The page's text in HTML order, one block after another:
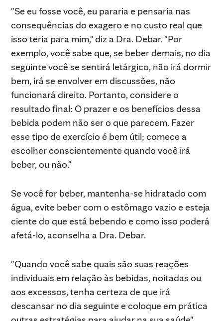
"Se eu fosse você, eu pararia e pensaria nas
consequências do exagero e no custo real que
isso teria para mim," diz a Dra. Debar. "Por
exemplo, você sabe que, se beber demais, no dia
seguinte você se sentirá letárgico, não irá dormir
bem, irá se envolver em discussões, não
funcionará direito. Portanto, considere o
resultado final: O prazer e os benefícios dessa
bebida podem não ser o que parecem. Fazer
esse tipo de exercício é bem útil; comece a
escolher conscientemente quando você irá
beber, ou não."
Se você for beber, mantenha-se hidratado com
água, evite beber com o estômago vazio e esteja
ciente do que está bebendo e como isso poderá
afetá-lo, aconselha a Dra. Debar.
"Quando você sabe quais são suas reações
individuais em relação às bebidas, noitadas ou
aos excessos, tenha certeza de que irá
descansar no dia seguinte e coloque em prática